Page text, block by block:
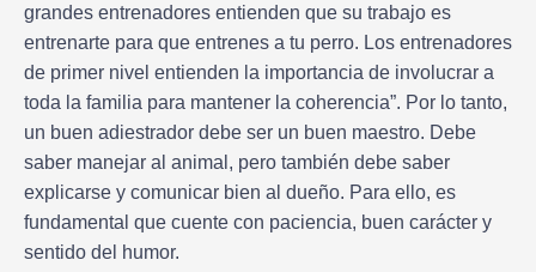
grandes entrenadores entienden que su trabajo es
entrenarte para que entrenes a tu perro. Los entrenadores
de primer nivel entienden la importancia de involucrar a
toda la familia para mantener la coherencia”. Por lo tanto,
un buen adiestrador debe ser un buen maestro. Debe
saber manejar al animal, pero también debe saber
explicarse y comunicar bien al dueño. Para ello, es
fundamental que cuente con paciencia, buen carácter y
sentido del humor.